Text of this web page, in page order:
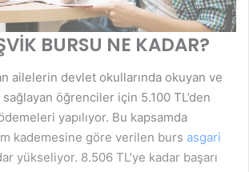
BURSU NE KADAR?
ailelerin devlet okullarında okuyan ve
öğrenciler için 5.100 TL’den
yapılıyor. Bu kapsamda
kademesine göre verilen burs asgari
yükseliyor. 8.506 TL’ye kadar başarı